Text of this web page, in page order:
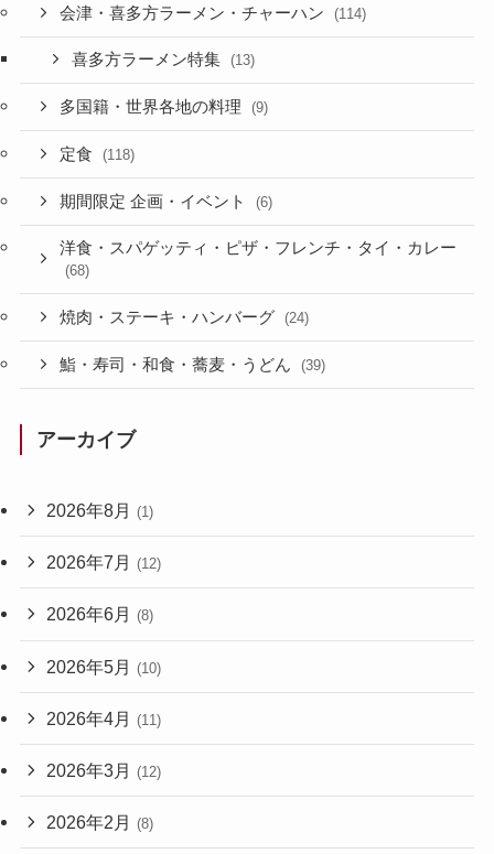
会津・喜多方ラーメン・チャーハン (114)
喜多方ラーメン特集 (13)
多国籍・世界各地の料理 (9)
定食 (118)
期間限定 企画・イベント (6)
洋食・スパゲッティ・ピザ・フレンチ・タイ・カレー
(68)
焼肉・ステーキ・ハンバーグ (24)
鮨・寿司・和食・蕎麦・うどん (39)
アーカイブ
2026年8月 (1)
2026年7月 (12)
2026年6月 (8)
2026年5月 (10)
2026年4月 (11)
2026年3月 (12)
2026年2月 (8)